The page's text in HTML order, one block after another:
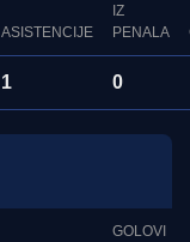
ASISTENCIJE
IZ
PENALA
1 0
GOLOVI